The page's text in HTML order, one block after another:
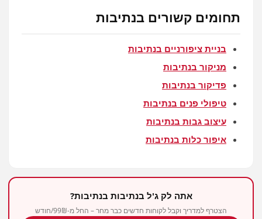
תחומים קשורים בנתיבות
בניית ציפורניים בנתיבות
מניקור בנתיבות
פדיקור בנתיבות
טיפולי פנים בנתיבות
עיצוב גבות בנתיבות
איפור כלות בנתיבות
אתה לק ג'ל בנתיבות בנתיבות?
הצטרף למדריך וקבל לקוחות חדשים כבר מחר – החל מ-99₪/חודש